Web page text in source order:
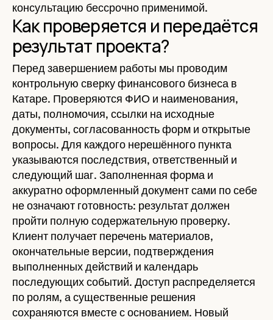
консультацию бессрочно применимой.
Как проверяется и передаётся
результат проекта?
Перед завершением работы мы проводим
контрольную сверку финансового бизнеса в
Катаре. Проверяются ФИО и наименования,
даты, полномочия, ссылки на исходные
документы, согласованность форм и открытые
вопросы. Для каждого нерешённого пункта
указываются последствия, ответственный и
следующий шаг. Заполненная форма и
аккуратно оформленный документ сами по себе
не означают готовность: результат должен
пройти полную содержательную проверку.
Клиент получает перечень материалов,
окончательные версии, подтверждения
выполненных действий и календарь
последующих событий. Доступ распределяется
по ролям, а существенные решения
сохраняются вместе с основанием. Новый